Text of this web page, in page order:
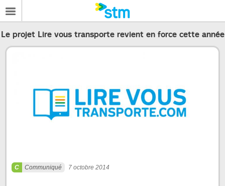
Le projet Lire vous transporte revient en force cette année
Communiqué 7 octobre 2014